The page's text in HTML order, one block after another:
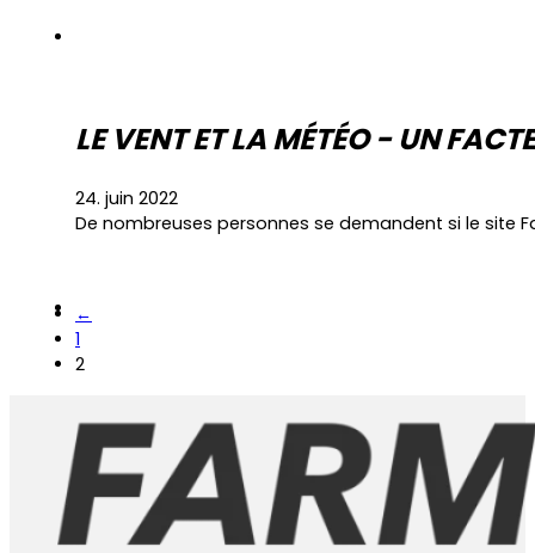
LE VENT ET LA MÉTÉO - UN
24. juin 2022
De nombreuses personnes se demandent si le site
←
1
2